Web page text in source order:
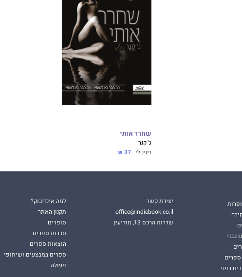
שחרר אותי
ג' קנר
דיגיטלי 37 ₪
כבני
ספרים
בפני
יצירת קשר
office@indiebook.co.il
שדרות הרכס 13, מודיעין
למה אינדיבוק?
תקנון האתר
סופרים
סדרות ספרים
הוצאות ספרים
ספרים במבצעים ושיתופי
פעולה